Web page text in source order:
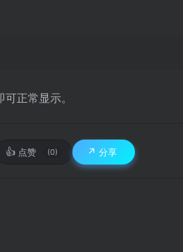
正常显示。
👍 点赞 (0) ↗️ 分享